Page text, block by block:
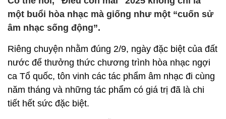
một buổi hòa nhạc mà giống như một “cuốn sử
âm nhạc sống động”.
Riêng chuyện nhằm đúng 2/9, ngày đặc biệt của đất
nước để thưởng thức chương trình hòa nhạc ngợi
ca Tổ quốc, tôn vinh các tác phẩm âm nhạc đi cùng
năm tháng và những tác phẩm có giá trị đã là chi
tiết hết sức đặc biệt.